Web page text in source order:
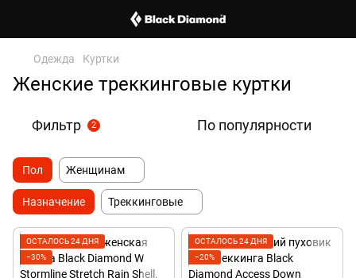
Одежда Куртки
Женские треккинговые куртки
Фильтр 2 По популярности
Пол Женщинам
Назначение Треккинговые
ОСТАЛОСЬ 24 ДНЯ
−30%
ОСТАЛОСЬ 24 ДНЯ
−20%